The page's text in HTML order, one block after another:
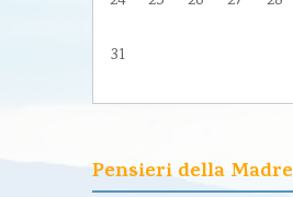
31
Pensieri della Madre